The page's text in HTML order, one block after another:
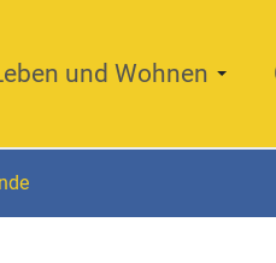
und Wohnen